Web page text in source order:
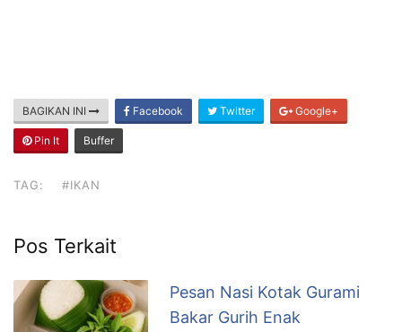
BAGIKAN INI Facebook Twitter Google+
Pin It Buffer
TAG: #IKAN
Pos Terkait
Pesan Nasi Kotak Gurami
Bakar Gurih Enak